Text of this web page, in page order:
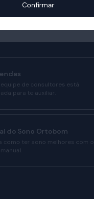
de consultores está
para te auxiliar.
do Sono Ortobom
como ter sono melhores com o
Confirmar